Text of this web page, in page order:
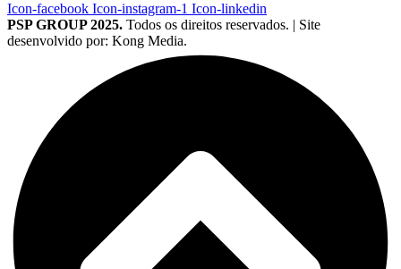
Icon-facebook Icon-instagram-1 Icon-linkedin
PSP GROUP 2025. Todos os direitos reservados. | Site
desenvolvido por: Kong Media.